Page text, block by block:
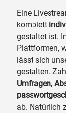
Eine
komplett
gestaltet ist.
Plattformen,
lässt sich
gestalten.
Umfragen,
ab. Natürlich